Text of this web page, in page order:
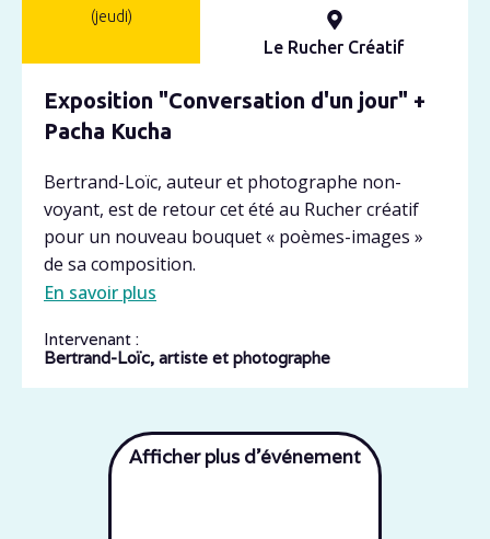
(jeudi)
Le Rucher Créatif
Exposition "Conversation d'un jour" +
Pacha Kucha
Bertrand-Loïc, auteur et photographe non-
voyant, est de retour cet été au Rucher créatif
pour un nouveau bouquet « poèmes-images »
de sa composition.
En savoir plus
Intervenant :
Bertrand-Loïc, artiste et photographe
Afficher plus d'événement